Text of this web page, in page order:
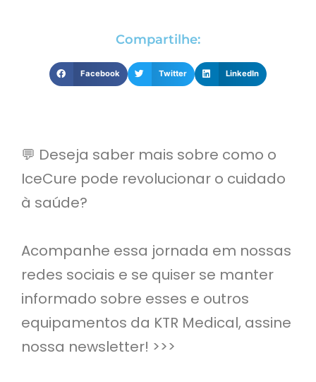
Compartilhe:
Facebook Twitter LinkedIn
💬 Deseja saber mais sobre como o
IceCure pode revolucionar o cuidado
à saúde?
Acompanhe essa jornada em nossas
redes sociais e se quiser se manter
informado sobre esses e outros
equipamentos da KTR Medical, assine
nossa newsletter! >>>